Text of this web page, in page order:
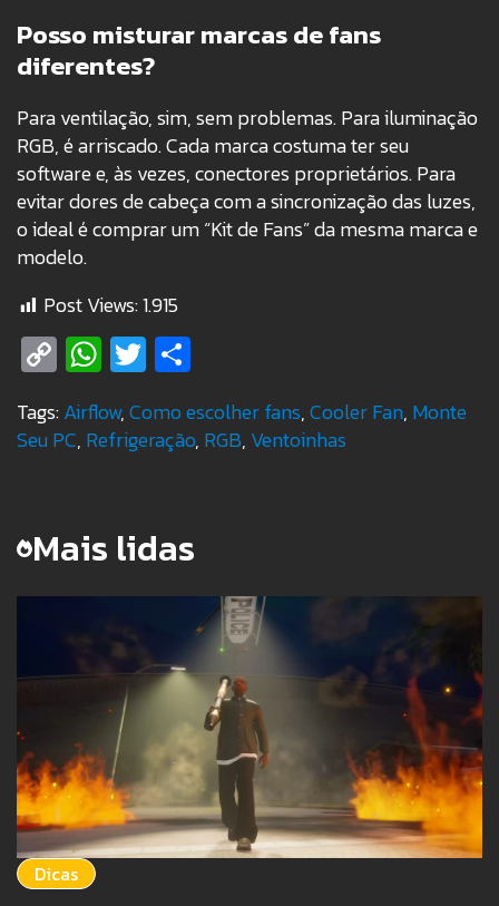
Posso misturar marcas de fans
diferentes?
Para ventilação, sim, sem problemas. Para iluminação
RGB, é arriscado. Cada marca costuma ter seu
software e, às vezes, conectores proprietários. Para
evitar dores de cabeça com a sincronização das luzes,
o ideal é comprar um “Kit de Fans” da mesma marca e
modelo.
Post Views:1.915
Copy
Link
WhatsApp
Twitter
Tags:Airflow,Como escolher fans,Cooler Fan, Monte
Seu PC, Refrigeração, RGB, Ventoinhas
Mais lidas
Dicas